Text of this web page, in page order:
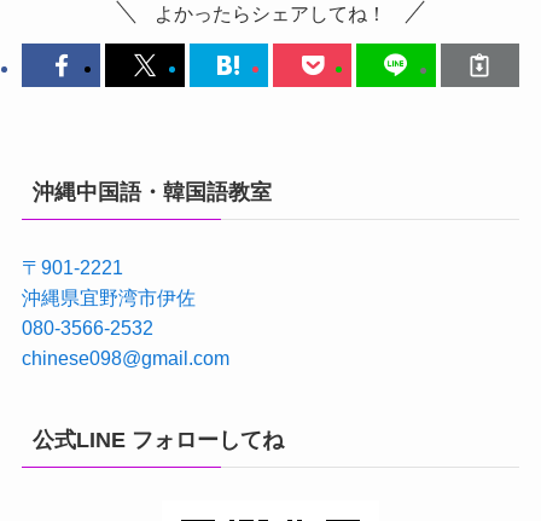
よかったらシェアしてね！
沖縄中国語・韓国語教室
〒901-2221
沖縄県宜野湾市伊佐
080-3566-2532
chinese098@gmail.com
公式LINE フォローしてね